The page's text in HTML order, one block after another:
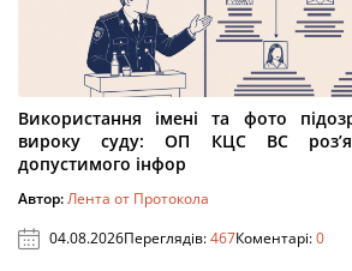
Використання імені та фото
вироку суду: ОП КЦС ВС
допустимого інфор
Автор:Лента от Протокола
04.08.2026Переглядів:467Коментарі:0